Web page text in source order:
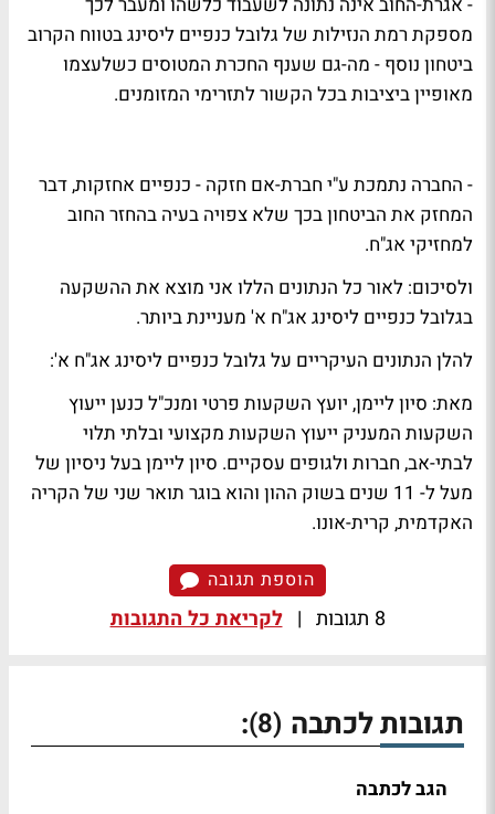
מספקת רמת הנזילות של גלובל כנפיים ליסינג בטווח הקרוב
ביטחון נוסף - מה-גם שענף החכרת המטוסים כשלעצמו
מאופיין ביציבות בכל הקשור לתזרימי המזומנים.
- החברה נתמכת ע"י חברת-אם חזקה - כנפיים אחזקות, דבר
המחזק את הביטחון בכך שלא צפויה בעיה בהחזר החוב
למחזיקי אג"ח.
ולסיכום: לאור כל הנתונים הללו אני מוצא את ההשקעה
בגלובל כנפיים ליסינג אג"ח א' מעניינת ביותר.
להלן הנתונים העיקריים על גלובל כנפיים ליסינג אג"ח א':
מאת: סיון ליימן, יועץ השקעות פרטי ומנכ"ל כנען ייעוץ
השקעות המעניק ייעוץ השקעות מקצועי ובלתי תלוי
לבתי-אב, חברות ולגופים עסקיים. סיון ליימן בעל ניסיון של
מעל ל- 11 שנים בשוק ההון והוא בוגר תואר שני של הקריה
האקדמית, קרית-אונו.
הוספת תגובה
8 תגובות | לקריאת כל התגובות
תגובות לכתבה (8)
:
הגב לכתבה